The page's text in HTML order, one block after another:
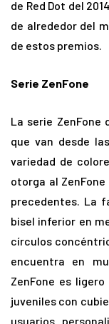
de Red Dot del
de alrededor del
de estos premios.
Serie ZenFone
La serie ZenFone
que van desde
variedad de
otorga al
precedentes. La
bisel inferior en
círculos
encuentra en
ZenFone es
juveniles con
usuarios